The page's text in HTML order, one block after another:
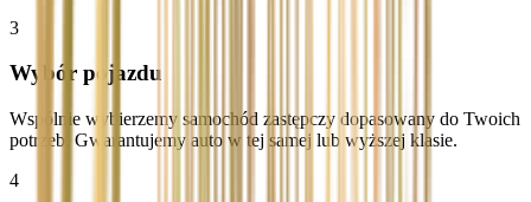
3
Wybór pojazdu
Wspólnie wybierzemy samochód zastępczy dopasowany do Twoich
potrzeb. Gwarantujemy auto w tej samej lub wyższej klasie.
4